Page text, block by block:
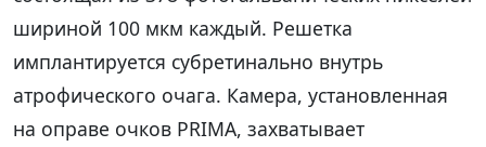
шириной 100 мкм каждый. Решетка
имплантируется субретинально внутрь
атрофического очага. Камера, установленная
на оправе очков PRIMA, захватывает